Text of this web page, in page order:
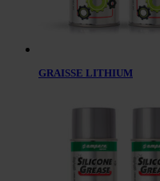
GRAISSE LITHIUM